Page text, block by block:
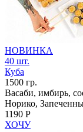
НОВИНКА
40 шт.
Куба
1500 гр.
Васаби, имбирь,
Норико,
1190 Р
ХОЧУ